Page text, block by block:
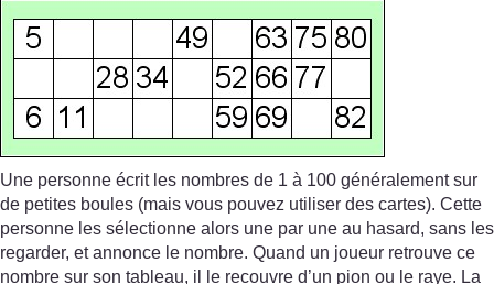
Une personne écrit les nombres de 1 à 100 généralement sur
de petites boules (mais vous pouvez utiliser des cartes). Cette
personne les sélectionne alors une par une au hasard, sans les
regarder, et annonce le nombre. Quand un joueur retrouve ce
nombre sur son tableau, il le recouvre d’un pion ou le raye. La